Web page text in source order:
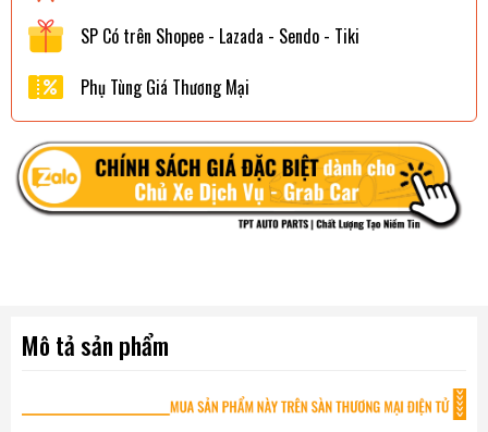
SP Có trên Shopee - Lazada - Sendo - Tiki
Phụ Tùng Giá Thương Mại
Mô tả sản phẩm